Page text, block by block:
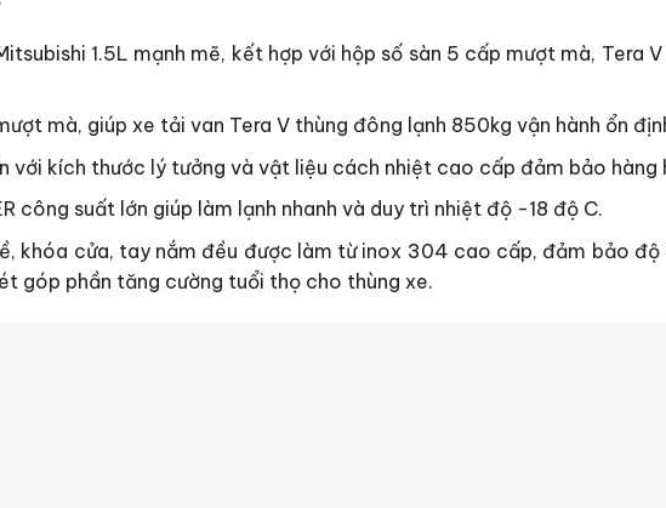
1.5L mạnh mẽ, kết hợp với hộp số sàn 5 cấp mượt mà, Tera
mà, giúp xe tải van Tera V thùng đông lạnh 850kg vận hành ổn
với kích thước lý tưởng và vật liệu cách nhiệt cao cấp đảm bảo
công suất lớn giúp làm lạnh nhanh và duy trì nhiệt độ -18 độ C.
khóa cửa, tay nắm đều được làm từ inox 304 cao cấp, đảm bảo
góp phần tăng cường tuổi thọ cho thùng xe.